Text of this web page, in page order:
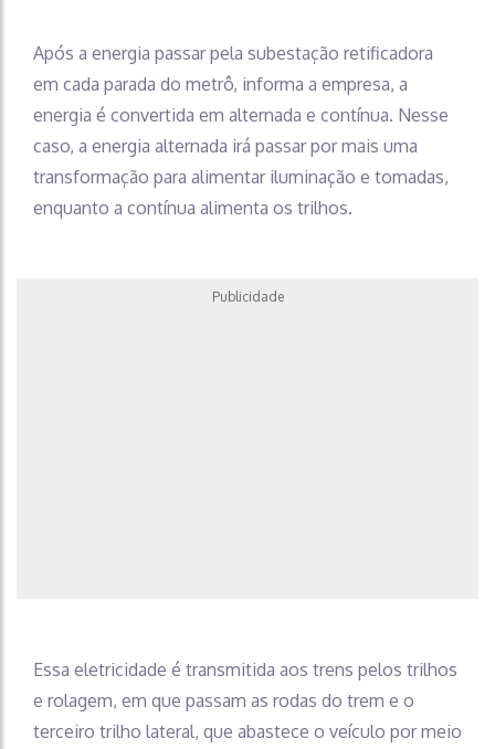
Após a energia passar pela subestação retificadora
em cada parada do metrô, informa a empresa, a
energia é convertida em alternada e contínua. Nesse
caso, a energia alternada irá passar por mais uma
transformação para alimentar iluminação e tomadas,
enquanto a contínua alimenta os trilhos.
Publicidade
Essa eletricidade é transmitida aos trens pelos trilhos
e rolagem, em que passam as rodas do trem e o
terceiro trilho lateral, que abastece o veículo por meio